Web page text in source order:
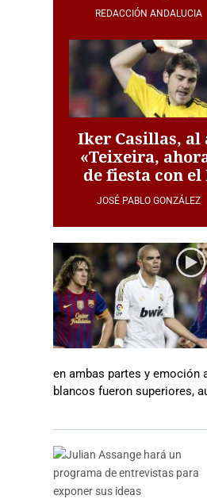
REDACCIÓN ANDALUCIA
Iker Casillas,
«Teixeira,
de fiesta con el
JOSÉ PABLO GONZÁLEZ
en ambas partes y emoción
blancos fueron superiores,